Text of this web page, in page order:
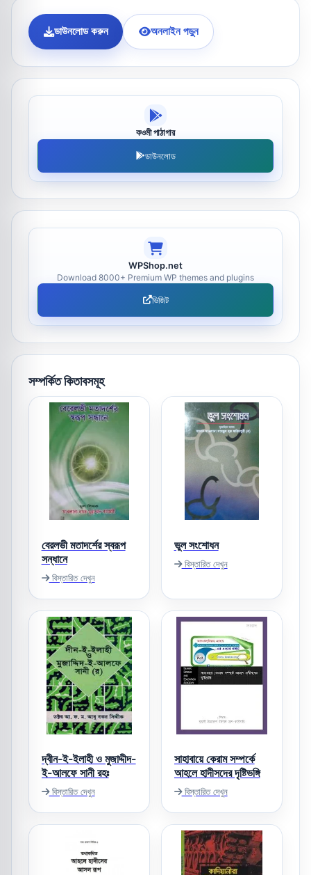
ডাউনলোড করুন অনলাইন পড়ুন
কওমী পাঠাগার
ডাউনলোড
WPShop.net
Download 8000+ Premium WP themes and plugins
ভিজিট
সম্পর্কিত কিতাবসমূহ
বেরলভী মতাদর্শের স্বরূপ
সন্ধানে
বিস্তারিত দেখুন
ভুল সংশোধন
বিস্তারিত দেখুন
দ্বীন-ই-ইলাহী ও মুজাদ্দীদ-
ই-আলফে সানী রহঃ
বিস্তারিত দেখুন
সাহাবায়ে কেরাম সম্পর্কে
আহলে হাদীসদের দৃষ্টিভঙ্গি
বিস্তারিত দেখুন